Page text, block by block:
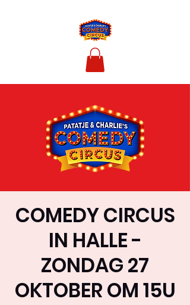
COMEDY CIRCUS
IN HALLE -
ZONDAG 27
OKTOBER OM 15U